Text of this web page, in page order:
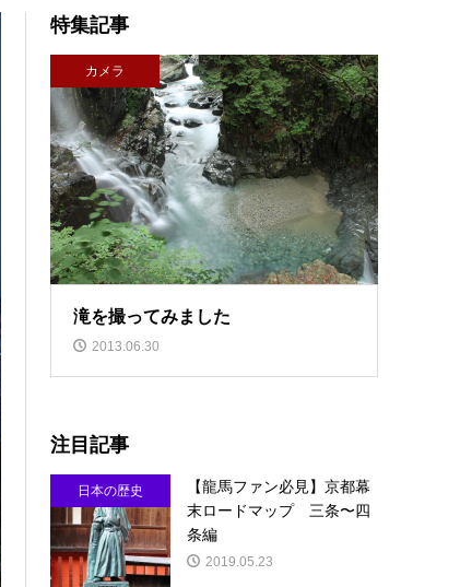
特集記事
カメラ
滝を撮ってみました
2013.06.30
注目記事
日本の歴史
【龍馬ファン必見】京都幕
末ロードマップ 三条〜四
条編
2019.05.23